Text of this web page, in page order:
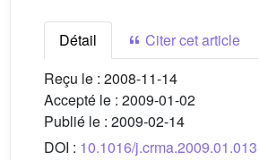
Détail
Citer cet article
Reçu le : 2008-11-14
Accepté le : 2009-01-02
Publié le : 2009-02-14
DOI : 10.1016/j.crma.2009.01.013